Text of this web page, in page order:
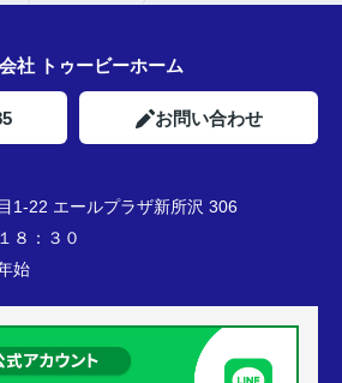
社 トゥービーホーム
お問い合わせ
1-22 エールプラザ新所沢 306
８：３０
始